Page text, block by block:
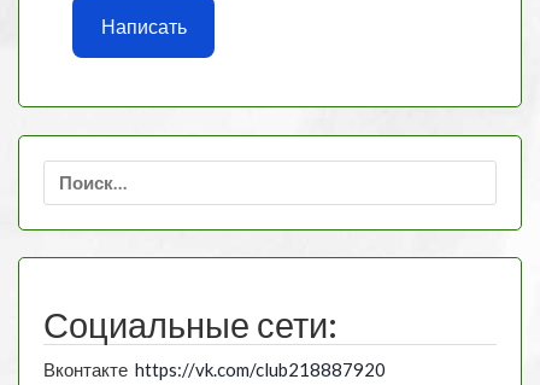
Написать
Найти:
Социальные сети:
Вконтакте https://vk.com/club218887920